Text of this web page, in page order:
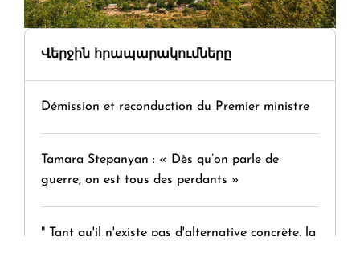
Վերջին հրապարակումները
Démission et reconduction du Premier ministre
Tamara Stepanyan : « Dès qu’on parle de
guerre, on est tous des perdants »
" Tant qu'il n'existe pas d'alternative concrète, la